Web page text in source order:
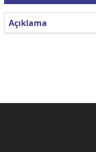
Açıklama